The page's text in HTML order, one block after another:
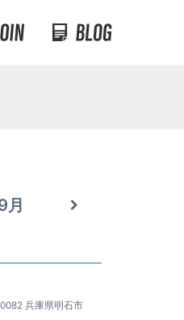
月
兵庫県明石市